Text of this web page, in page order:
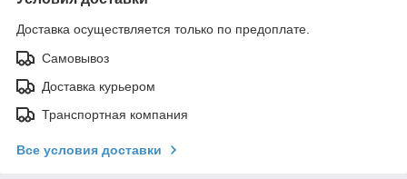
Доставка осуществляется только по предоплате.
Самовывоз
Доставка курьером
Транспортная компания
Все условия доставки